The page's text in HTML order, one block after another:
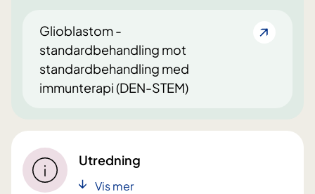
Glioblastom -
standardbehandling mot
standardbehandling med
immunterapi (DEN-STEM)
Utredning
Vis mer